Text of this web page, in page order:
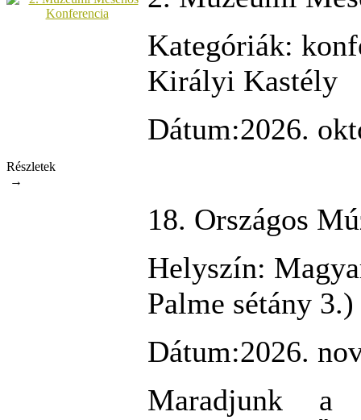
Kategóriák:
Királyi Kastély
Dátum:2026.
Részletek
→
18. Országos
Helyszín:
Palme sétány 3.)
Dátum:2026.
Maradjunk a